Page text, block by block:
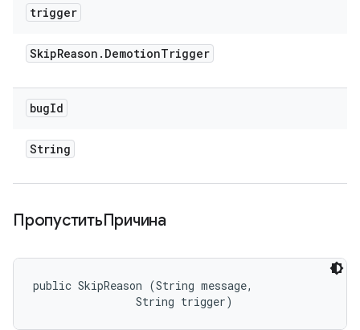
trigger
SkipReason . DemotionTrigger
bugId
String
ПропуститьПричина
public SkipReason (String message,
                String trigger)